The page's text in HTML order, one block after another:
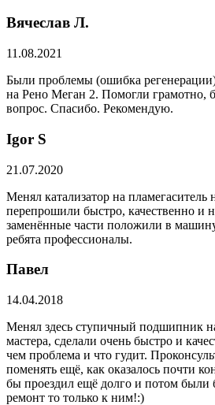
Вячеслав Л.
11.08.2021
Были проблемы (ошибка
на Рено Меган 2. Помогли грамотно,
вопрос. Спасибо. Рекомендую.
​Igor S
21.07.2020
Менял катализатор на пламегаситель
перепрошили быстро, качественно и
заменённые части положили в
ребята профессионалы.
Павел
14.04.2018
Менял здесь ступичный подшипник
мастера, сделали очень быстро и
чем проблема и что гудит.
поменять ещё, как оказалось почти
бы проездил ещё долго и потом
ремонт то только к ним!:)